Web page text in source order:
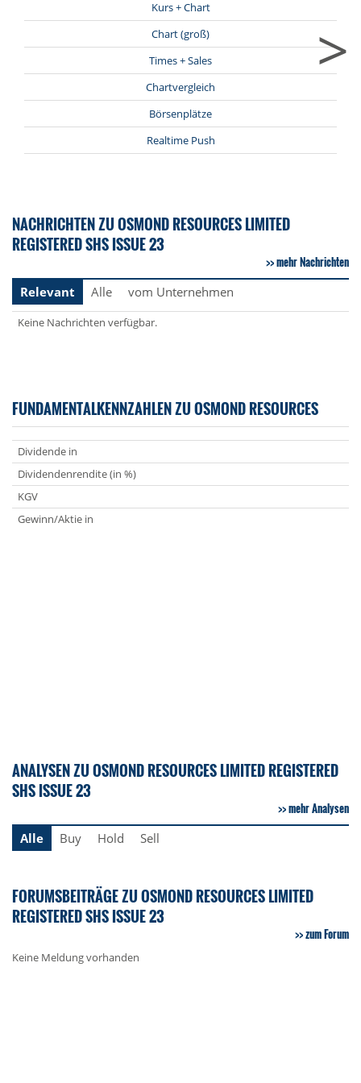
Kurs + Chart
Chart (groß)
Times + Sales
Chartvergleich
Börsenplätze
Realtime Push
>
NACHRICHTEN ZU OSMOND RESOURCES LIMITED
REGISTERED SHS ISSUE 23
mehr Nachrichten
Relevant
Alle vom Unternehmen
Keine Nachrichten verfügbar.
FUNDAMENTALKENNZAHLEN ZU OSMOND RESOURCES
Dividende in
Dividendenrendite (in %)
KGV
Gewinn/Aktie in
ANALYSEN ZU OSMOND RESOURCES LIMITED REGISTERED
SHS ISSUE 23
mehr Analysen
Alle
Buy Hold Sell
FORUMSBEITRÄGE ZU OSMOND RESOURCES LIMITED
REGISTERED SHS ISSUE 23
zum Forum
Keine Meldung vorhanden